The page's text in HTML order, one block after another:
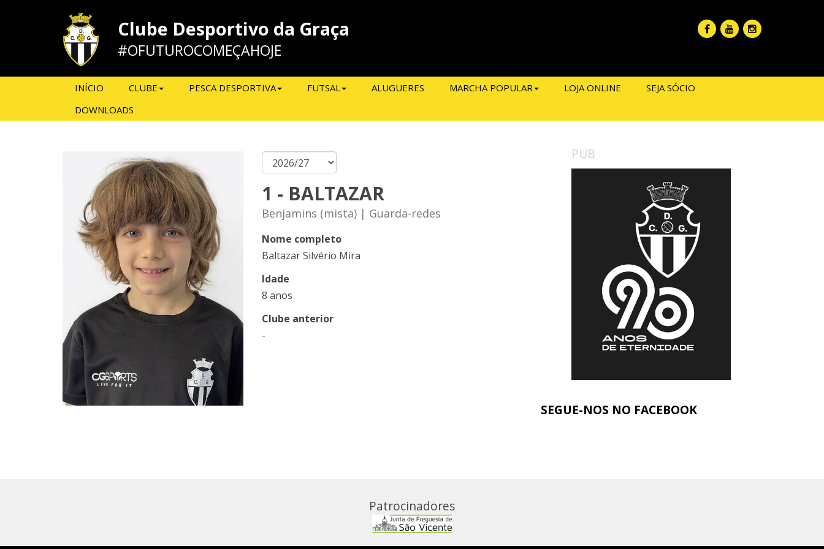
Clube Desportivo da Graça
#OFUTUROCOMEÇAHOJE
INÍCIO CLUBE PESCA DESPORTIVA FUTSAL ALUGUERES MARCHA POPULAR LOJA ONLINE
SEJA SÓCIO
DOWNLOADS
1 - BALTAZAR
Benjamins (mista) | Guarda-redes
Nome completo
Baltazar Silvério Mira
Idade
8 anos
Clube anterior
-
PUB
SEGUE-NOS NO FACEBOOK
Patrocinadores